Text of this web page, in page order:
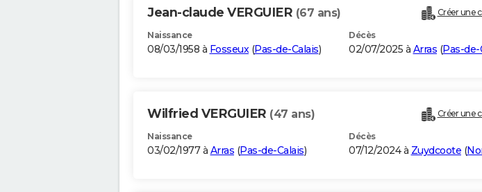
Jean-claude VERGUIER (67 ans) Créer une
Naissance
08/03/1958 à Fosseux(Pas-de-Calais)
Décès
02/07/2025 à Arras (Pas-de-
Wilfried VERGUIER (47 ans) Créer une
Naissance
03/02/1977 à Arras (Pas-de-Calais)
Décès
07/12/2024 à Zuydcoote (